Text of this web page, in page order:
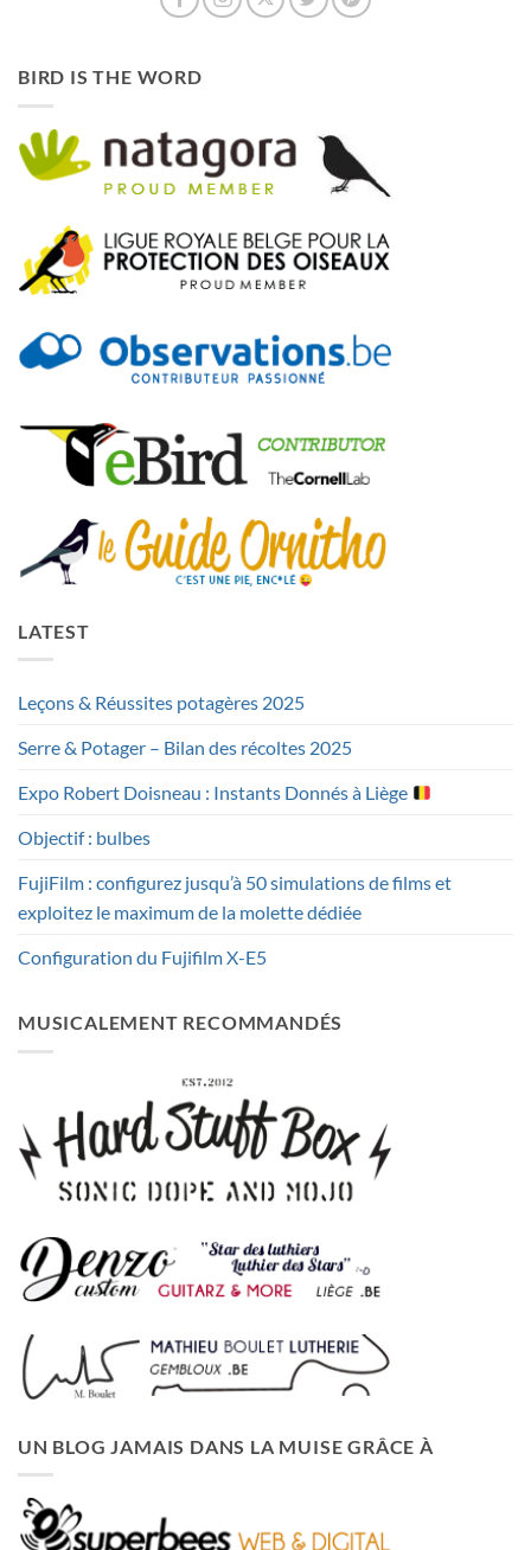
BIRD IS THE WORD
LATEST
Leçons & Réussites potagères 2025
Serre & Potager – Bilan des récoltes 2025
Expo Robert Doisneau : Instants Donnés à Liège
Objectif : bulbes
FujiFilm : configurez jusqu’à 50 simulations de films et
exploitez le maximum de la molette dédiée
Configuration du Fujifilm X-E5
MUSICALEMENT RECOMMANDÉS
UN BLOG JAMAIS DANS LA MUISE GRÂCE À